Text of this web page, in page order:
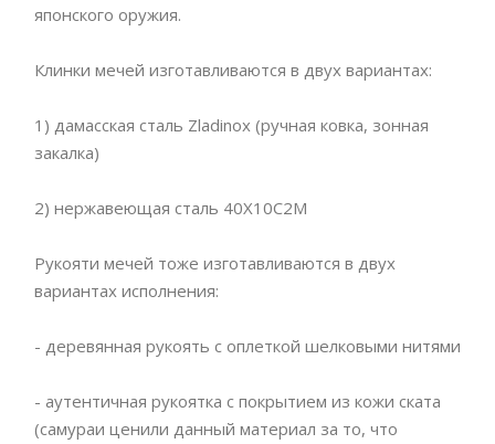
японского оружия.
Клинки мечей изготавливаются в двух вариантах:
1) дамасская сталь Zladinox (ручная ковка, зонная
закалка)
2) нержавеющая сталь 40Х10С2М
Рукояти мечей тоже изготавливаются в двух
вариантах исполнения:
- деревянная рукоять с оплеткой шелковыми нитями
- аутентичная рукоятка с покрытием из кожи ската
(самураи ценили данный материал за то, что